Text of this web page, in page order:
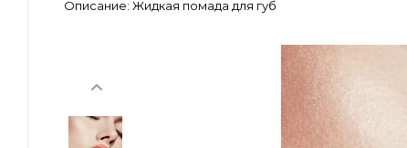
Описание: Жидкая помада для губ